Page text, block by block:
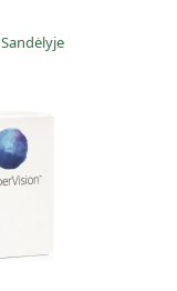
Sandėlyje